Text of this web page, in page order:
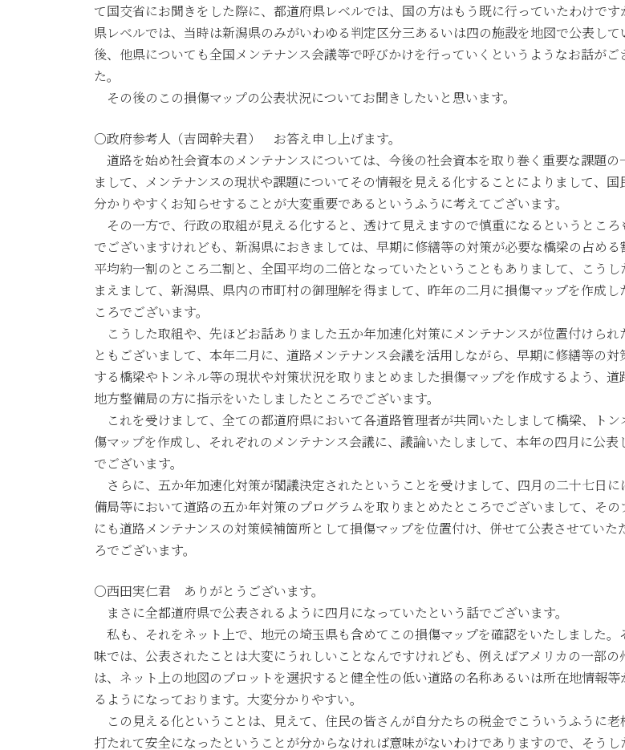
て国交省にお聞きをした際に、都道府県レベルでは、国の方はもう既に行っていたわけです
県レベルでは、当時は新潟県のみがいわゆる判定区分三あるいは四の施設を地図で公表して
後、他県についても全国メンテナンス会議等で呼びかけを行っていくというようなお話がご
た。
その後のこの損傷マップの公表状況についてお聞きしたいと思います。
○政府参考人（吉岡幹夫君） お答え申し上げます。
道路を始め社会資本のメンテナンスについては、今後の社会資本を取り巻く重要な課題の
まして、メンテナンスの現状や課題についてその情報を見える化することによりまして、国
分かりやすくお知らせすることが大変重要であるというふうに考えてございます。
その一方で、行政の取組が見える化すると、透けて見えますので慎重になるというところ
でございますけれども、新潟県におきましては、早期に修繕等の対策が必要な橋梁の占める
平均約一割のところ二割と、全国平均の二倍となっていたということもありまして、こうし
まえまして、新潟県、県内の市町村の御理解を得まして、昨年の二月に損傷マップを作成し
ころでございます。
こうした取組や、先ほどお話ありました五か年加速化対策にメンテナンスが位置付けられ
ともございまして、本年二月に、道路メンテナンス会議を活用しながら、早期に修繕等の対
する橋梁やトンネル等の現状や対策状況を取りまとめました損傷マップを作成するよう、道
地方整備局の方に指示をいたしましたところでございます。
これを受けまして、全ての都道府県において各道路管理者が共同いたしまして橋梁、トン
傷マップを作成し、それぞれのメンテナンス会議に、議論いたしまして、本年の四月に公表
でございます。
さらに、五か年加速化対策が閣議決定されたということを受けまして、四月の二十七日に
備局等において道路の五か年対策のプログラムを取りまとめたところでございまして、その
にも道路メンテナンスの対策候補箇所として損傷マップを位置付け、併せて公表させていた
ろでございます。
○西田実仁君 ありがとうございます。
まさに全都道府県で公表されるように四月になっていたという話でございます。
私も、それをネット上で、地元の埼玉県も含めてこの損傷マップを確認をいたしました。
味では、公表されたことは大変にうれしいことなんですけれども、例えばアメリカの一部の
は、ネット上の地図のプロットを選択すると健全性の低い道路の名称あるいは所在地情報等
るようになっております。大変分かりやすい。
この見える化ということは、見えて、住民の皆さんが自分たちの税金でこういうふうに老
打たれて安全になったということが分からなければ意味がないわけでありますので、そうし